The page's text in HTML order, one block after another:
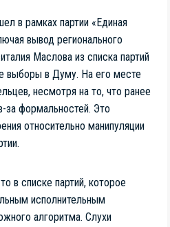
в рамках партии «Единая
вывод регионального
Маслова из списка партий
выборы в Думу. На его месте
несмотря на то, что ранее
за формальностей. Это
относительно манипуляции
в списке партий, которое
исполнительным
алгоритма. Слухи